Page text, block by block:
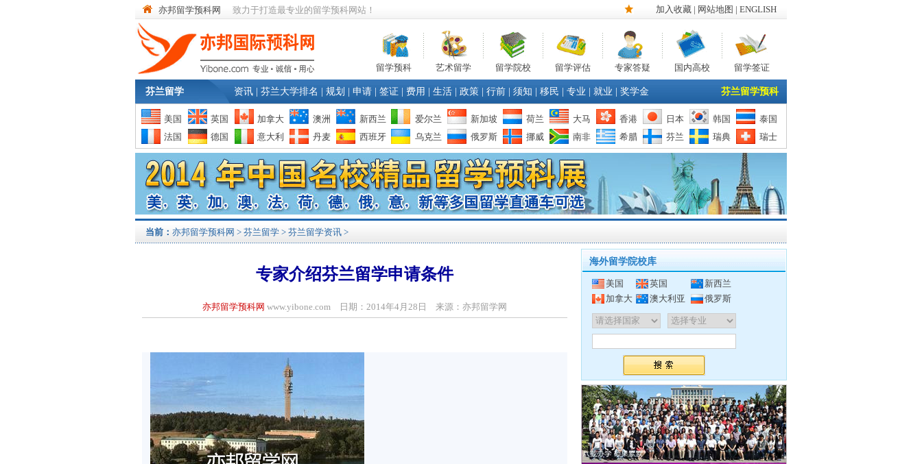
亦邦留学预科网 致力于打造最专业的留学预科网站！ 加入收藏 | 网站地图 | ENGLISH
留学预科 艺术留学 留学院校 留学评估 专家答疑 国内高校 留学签证
芬兰留学 资讯 芬兰大学排名 规划 申请 签证 费用 生活 政策 行前 须知 移民 专业 就业 奖学金 芬兰留学预科
美国 英国 加拿大 澳洲 新西兰 爱尔兰 新加坡 荷兰 大马 香港 日本 韩国
泰国
法国
德国 意大利 丹麦 西班牙 乌克兰 俄罗斯 挪威 南非 希腊 芬兰 瑞典 瑞士
当前： 亦邦留学预科网 > 芬兰留学 > 芬兰留学资讯 >
专家介绍芬兰留学申请条件
亦邦留学预科网 www.yibone.com 日期：2014年4月28日 来源：亦邦留学网
海外留学院校库
美国 英国
新西兰
加拿大
澳大利亚 俄罗斯